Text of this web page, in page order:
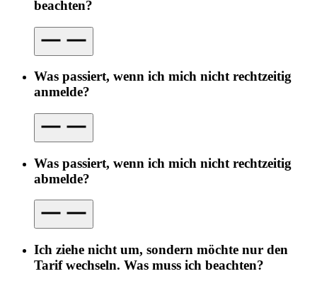
beachten?
Was passiert, wenn ich mich nicht rechtzeitig
anmelde?
Was passiert, wenn ich mich nicht rechtzeitig
abmelde?
Ich ziehe nicht um, sondern möchte nur den
Tarif wechseln. Was muss ich beachten?